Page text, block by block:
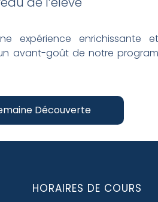
expérience enrichissante
avant-goût de notre
Découverte
HORAIRES DE COURS